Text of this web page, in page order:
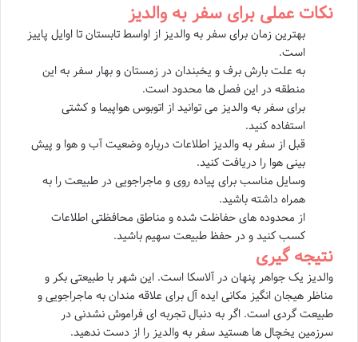
نکات عملی برای سفر به والدیز
بهترین زمان برای سفر به والدیز از اواسط تابستان تا اوایل پاییز
است.
به علت بارش برف و یخبندان در زمستان و بهار سفر به این
منطقه در این فصل ها محدود است.
برای سفر به والدیز می توانید از اتوبوس هواپیما و کشتی
استفاده کنید.
قبل از سفر به والدیز اطلاعات درباره وضعیت آب و هوا و پیش
بینی هوا را دریافت کنید.
وسایل مناسب برای پیاده روی و ماجراجویی در طبیعت را به
همراه داشته باشید.
از محدوده های حفاظت شده و مناطق محافظتی اطلاعات
کسب کنید و در حفظ طبیعت سهیم باشید.
نتیجه گیری
والدیز یک جواهر پنهان در آلاسکا است. این شهر با طبیعتی بکر و
مناظر هیجان انگیز مکانی ایده آل برای علاقه مندان به ماجراجویی و
طبیعت گردی است. اگر به دنبال تجربه ای فراموش نشدنی در
سرزمین یخچال ها هستید سفر به والدیز را از دست ندهید.